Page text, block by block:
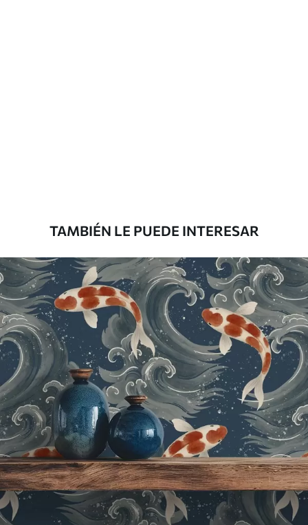
172500
Premium
345833 .33 207500.00₲/m²
Vinilo Premium
380416.67 228250 .00₲ /m²
TAMBIÉN LE PUEDE INTERESAR